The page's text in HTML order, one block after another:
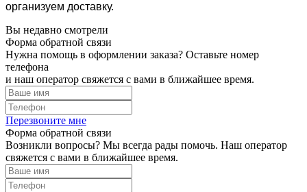
организуем доставку.
Вы недавно смотрели
Форма обратной связи
Нужна помощь в оформлении заказа? Оставьте номер
телефона
и наш оператор свяжется с вами в ближайшее время.
Перезвоните мне
Форма обратной связи
Возникли вопросы? Мы всегда рады помочь. Наш оператор
свяжется с вами в ближайшее время.